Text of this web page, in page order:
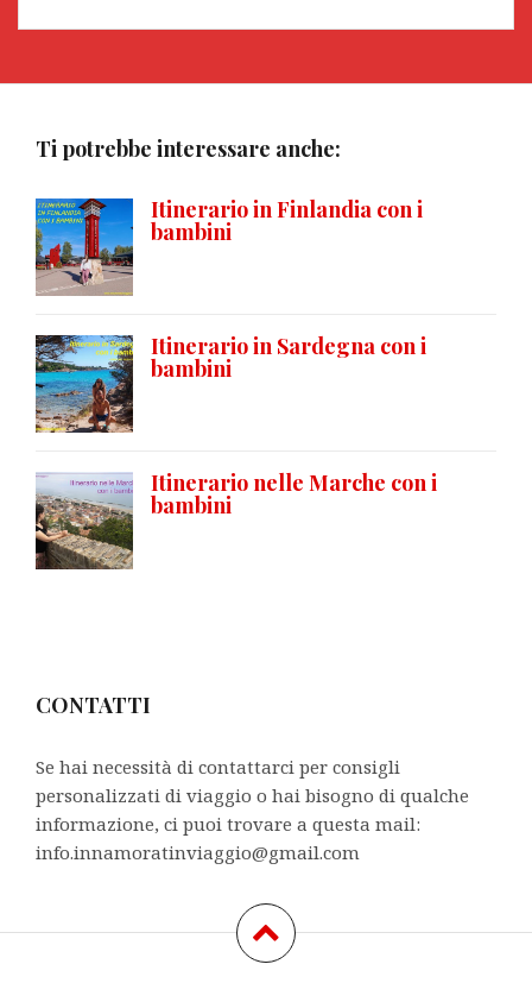
Ti potrebbe interessare anche:
Itinerario in Finlandia con i
bambini
Itinerario in Sardegna con i
bambini
Itinerario nelle Marche con i
bambini
CONTATTI
Se hai necessità di contattarci per consigli
personalizzati di viaggio o hai bisogno di qualche
informazione, ci puoi trovare a questa mail:
info.innamoratinviaggio@gmail.com